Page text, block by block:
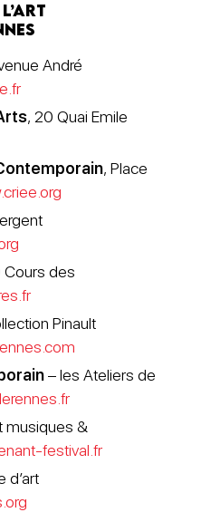
André
, 20 Quai Emile
, Place
Cours des
Pinault
– les Ateliers de
musiques &
festival.fr
d’art